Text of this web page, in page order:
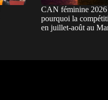
CAN féminine 2026
pourquoi la
en juillet-août au